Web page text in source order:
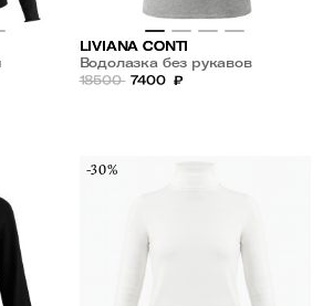
LIVIANA CONTI
Водолазка без рукавов
18500 7400 ₽
-30%